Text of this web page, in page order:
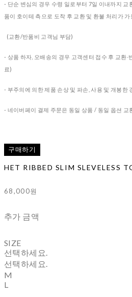
- 단순 변심의 경우 수령 일로부터 7일 이내까지 교
품이 호이테 측으로 도착 후 교환 및 환불 처리가 가
(교환/반품비 고객님 부담)
- 상품 하자, 오배송의 경우 고객센터 접수 후 교환
료)
- 부주의에 의한 제품 손상 및 파손, 사용 및 개봉한
- 네이버페이 결제 주문은 동일 상품 / 동일 옵션 교
구매하기
HET RIBBED SLIM SLEVELESS
68,000원
추가 금액
SIZE
선택하세요.
선택하세요.
M
L